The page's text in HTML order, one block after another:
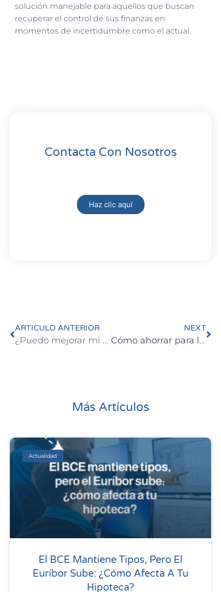
solución manejable para aquellos que buscan
recuperar el control de sus finanzas en
momentos de incertidumbre como el actual.
Contacta Con Nosotros
Haz clic aquí
ARTICULO ANTERIOR
¿Puedo mejorar mi Hipoteca?
NEXT
Cómo ahorrar para la entrada de una hipoteca
Más Artículos
Actualidad
El BCE Mantiene Tipos, Pero El
Euríbor Sube: ¿cómo Afecta A Tu
Hipoteca?